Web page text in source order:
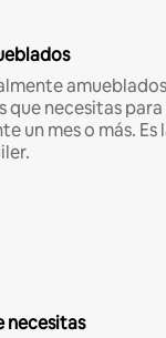
que necesitas
un mes o más.
necesitas